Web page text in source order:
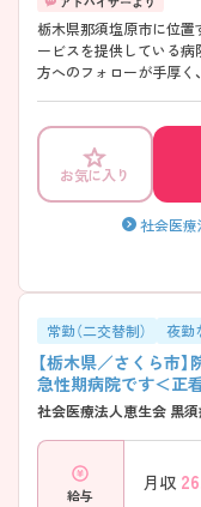
栃木県那須塩原市に位置
ービスを提供している病
方へのフォローが手厚く
バランスが取れており、
いていける環境が整って
め詳細をご案内しますの
お気に入り
社会医
常勤（二交替制） 夜勤
【栃木県／さくら市
急性期病院です＜正
社会医療法人恵生会 黒
給与
月収